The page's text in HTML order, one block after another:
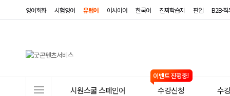
영어회화 시험영어 유럽어 아시아어 한국어 진짜학습지 편입 B2B·
시원스쿨 스페인어 수강신청 수